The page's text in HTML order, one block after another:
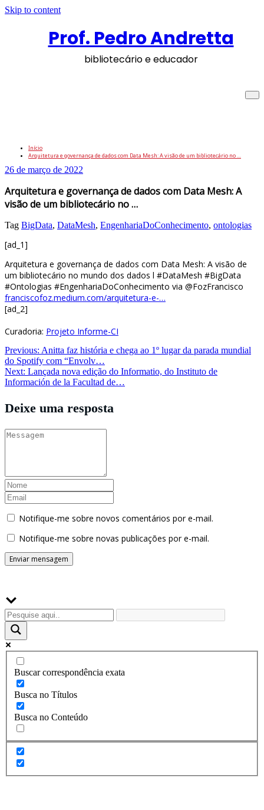
Skip to content
Prof. Pedro Andretta
bibliotecário e educador
Início
Arquitetura e governança de dados com Data Mesh: A visão de um bibliotecário no …
26 de março de 2022
Arquitetura e governança de dados com Data Mesh: A
visão de um bibliotecário no …
Tag BigData, DataMesh, EngenhariaDoConhecimento, ontologias
[ad_1]
Arquitetura e governança de dados com Data Mesh: A visão de
um bibliotecário no mundo dos dados l #DataMesh #BigData
#Ontologias #EngenhariaDoConhecimento via @FozFrancisco
franciscofoz.medium.com/arquitetura-e-…
[ad_2]
Curadoria: Projeto Informe-CI
Navegação
de
Post
Previous: Anitta faz história e chega ao 1º lugar da parada mundial
do Spotify com “Envolv…
Next: Lançada nova edição do Informatio, do Instituto de
Información de la Facultad de…
Deixe uma resposta
Notifique-me sobre novos comentários por e-mail.
Notifique-me sobre novas publicações por e-mail.
Buscar correspondência exata
Busca no Títulos
Busca no Conteúdo